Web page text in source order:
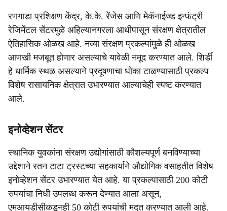
रणगाडा प्रशिक्षण केंद्र, के.के. रेंजेस आणि मेकॅनाईज्ड इन्फंट्री
रेजिमेंटल सेंटरमुळे अहिल्यानगरला आधीपासून संरक्षण क्षेत्रातील
ऐतिहासिक ओळख आहे. नव्या संरक्षण प्रकल्पांमुळे ही ओळख
आणखी मजबूत होणार असल्याचे यावेळी नमूद करण्यात आले. शिर्डी
हे धार्मिक स्थळ असल्याने प्रदूषणाचा धोका टाळण्यासाठी प्रकल्प
विशेष रासायनिक क्षेत्रात उभारण्यात आल्याचेही स्पष्ट करण्यात
आले.
इनोव्हेशन सेंटर
स्थानिक युवकांना संरक्षण उद्योगांसाठी कौशल्यपूर्ण बनविण्याच्या
उद्देशाने रतन टाटा ट्रस्टच्या सहकार्याने औद्योगिक वसाहतीत विशेष
इनोव्हेशन सेंटर उभारण्यात येत आहे. या प्रकल्पासाठी 200 कोटी
रुपयांचा निधी उपलब्ध करून देण्यात आला असून,
एमआयडीसीकडूनही 50 कोटी रुपयांची मदत करण्यात आली आहे.